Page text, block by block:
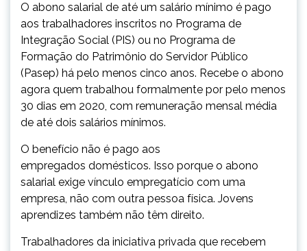
O abono salarial de até um salário mínimo é pago
aos trabalhadores inscritos no Programa de
Integração Social (PIS) ou no Programa de
Formação do Patrimônio do Servidor Público
(Pasep) há pelo menos cinco anos. Recebe o abono
agora quem trabalhou formalmente por pelo menos
30 dias em 2020, com remuneração mensal média
de até dois salários mínimos.
O benefício não é pago aos
empregados domésticos. Isso porque o abono
salarial exige vínculo empregatício com uma
empresa, não com outra pessoa física. Jovens
aprendizes também não têm direito.
Trabalhadores da iniciativa privada que recebem